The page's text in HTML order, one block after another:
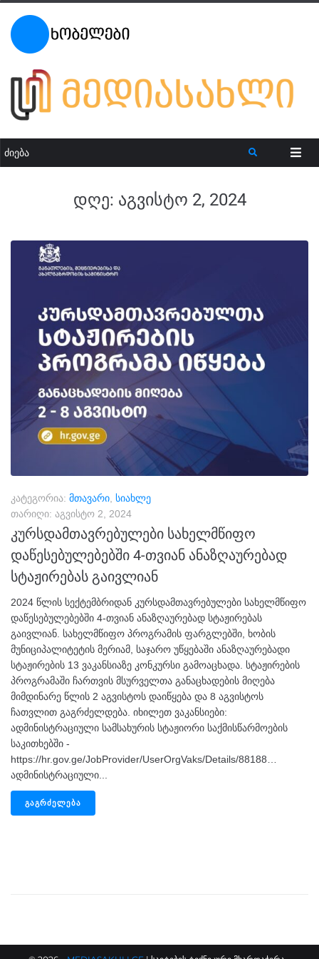
დღე: აგვისტო 2, 2024
კატეგორია: მთავარი სიახლე
თარიღი: აგვისტო 2, 2024
კურსდამთავრებულები სახელმწიფო
დაწესებულებებში 4-თვიან ანაზღაურებად
სტაჟირებას გაივლიან
2024 წლის სექტემბრიდან კურსდამთავრებულები სახელმწიფო
დაწესებულებებში 4-თვიან ანაზღაურებად სტაჟირებას
გაივლიან. სახელმწიფო პროგრამის ფარგლებში, ხობის
მუნიციპალიტეტის მერიამ, საჯარო უწყებაში ანაზღაურებადი
სტაჟირების 13 ვაკანსიაზე კონკურსი გამოაცხადა. სტაჟირების
პროგრამაში ჩართვის მსურველთა განაცხადების მიღება
მიმდინარე წლის 2 აგვისტოს დაიწყება და 8 აგვისტოს
ჩათვლით გაგრძელდება. იხილეთ ვაკანსიები:
ადმინისტრაციული სამსახურის სტაჟიორი საქმისწარმოების
საკითხებში -
https://hr.gov.ge/JobProvider/UserOrgVaks/Details/88188…
ადმინისტრაციული...
ᲒᲐᲒᲠᲫᲔᲚᲔᲑᲐ